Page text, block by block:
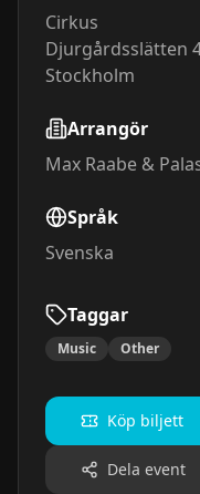
Cirkus
Djurgårdsslätten
Stockholm
Arrangör
Max Raabe &
Språk
Svenska
Taggar
Music Other
Köp biljett
Dela event